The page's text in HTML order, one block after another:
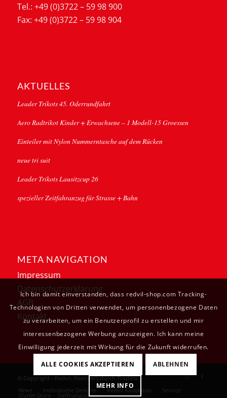
Tel.: +49 (0)3722 – 59 98 900
Fax: +49 (0)3722 – 59 98 904
AKTUELLES
Leader Trikots 45. Oderrundfahrt
Aero Radtrikot Kinder + Erwachsene – 1 Modell-15 Groessen
Einteiler mit Nylon Nummerntasche auf dem Rücken
neue tri suit
Leader Trikots Lausitzcup 26
spezieller Zeitfahranzug für Strasse + Bahn
META NAVIGATION
Impressum
Datenschutzerklärung
AGB
Kontakt
© Copyright - Redvil. Realisiert durchTradino.
News
Individuelle Designe Redvil Kollektion Service
Outlet Store – Oeffnungszeiten
Ich bin damit einverstanden, dass redvil-shop.com Tracking-
Technologien von Dritten verwendet, um personenbezogene Daten
zu verarbeiten, um ein Benutzerprofil zu erstellen und mir
interessenbezogene Werbung anzuzeigen. Ich kann meine
Einwilligung jederzeit mit Wirkung für die Zukunft widerrufen.
ALLE COOKIES AKZEPTIEREN ABLEHNEN
MEHR INFO